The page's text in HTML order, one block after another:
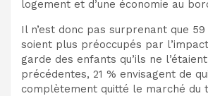
logement et d’une économie au
Il n’est donc pas surprenant que
soient plus préoccupés par
garde des enfants qu’ils ne
précédentes, 21 % envisagent de
complètement quitté le marché du